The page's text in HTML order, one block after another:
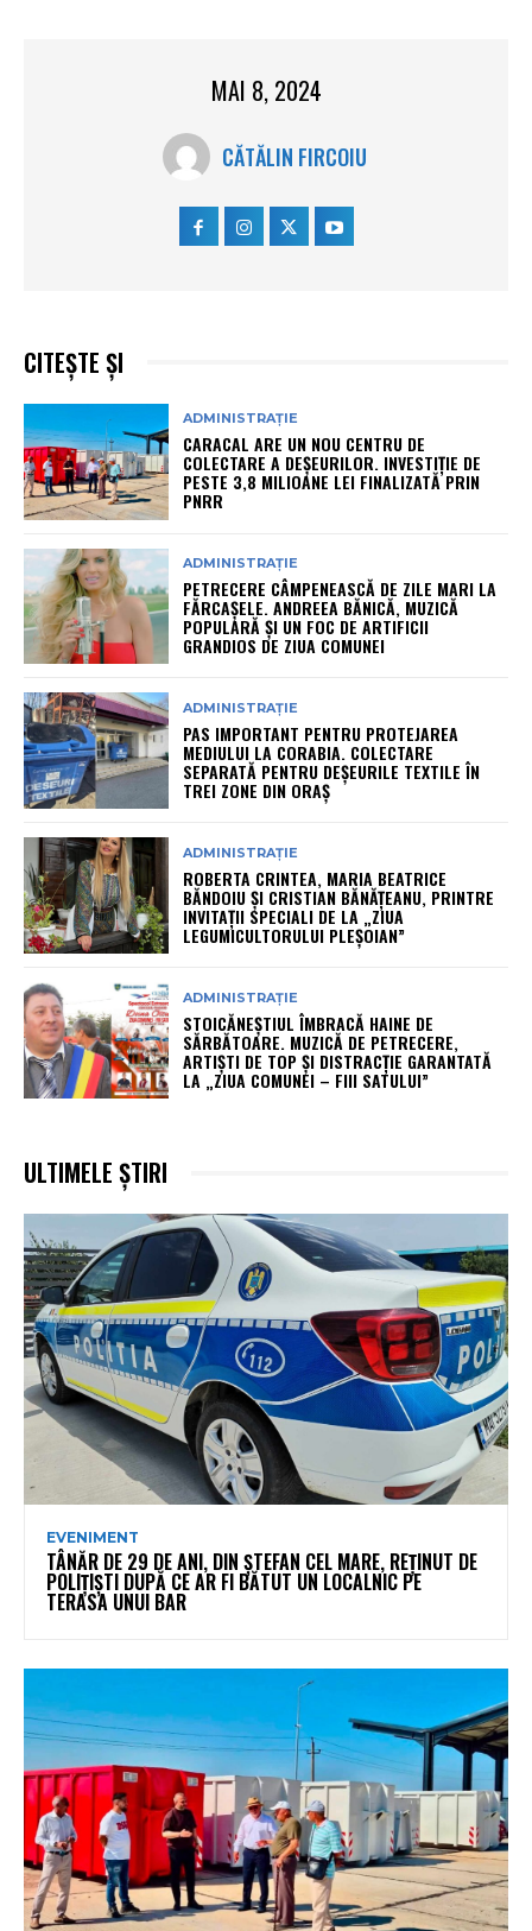
MAI 8, 2024
CĂTĂLIN FIRCOIU
CITEȘTE ȘI
ADMINISTRAȚIE
CARACAL ARE UN NOU CENTRU DE
COLECTARE A DEȘEURILOR. INVESTIȚIE DE
PESTE 3,8 MILIOANE LEI FINALIZATĂ PRIN
PNRR
ADMINISTRAȚIE
PETRECERE CÂMPENEASCĂ DE ZILE MARI LA
FĂRCAȘELE. ANDREEA BĂNICĂ, MUZICĂ
POPULARĂ ȘI UN FOC DE ARTIFICII
GRANDIOS DE ZIUA COMUNEI
ADMINISTRAȚIE
PAS IMPORTANT PENTRU PROTEJAREA
MEDIULUI LA CORABIA. COLECTARE
SEPARATĂ PENTRU DEȘEURILE TEXTILE ÎN
TREI ZONE DIN ORAȘ
ADMINISTRAȚIE
ROBERTA CRINTEA, MARIA BEATRICE
BĂNDOIU ȘI CRISTIAN BĂNĂȚEANU, PRINTRE
INVITAȚII SPECIALI DE LA „ZIUA
LEGUMICULTORULUI PLEȘOIAN”
ADMINISTRAȚIE
STOICĂNEȘTIUL ÎMBRACĂ HAINE DE
SĂRBĂTOARE. MUZICĂ DE PETRECERE,
ARTIȘTI DE TOP ȘI DISTRACȚIE GARANTATĂ
LA „ZIUA COMUNEI – FIII SATULUI”
ULTIMELE ȘTIRI
EVENIMENT
TÂNĂR DE 29 DE ANI, DIN ȘTEFAN CEL MARE, REȚINUT DE
POLIȚIȘTI DUPĂ CE AR FI BĂTUT UN LOCALNIC PE
TERASA UNUI BAR